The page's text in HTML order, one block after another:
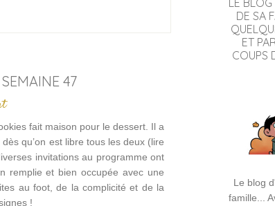
47
fait maison pour le dessert. Il a
qu’on est libre tous les deux (lire
invitations au programme ont
remplie et bien occupée avec une
au foot, de la complicité et de la
!
LE
DE SA
ET
COUPS
Le blog
famille...